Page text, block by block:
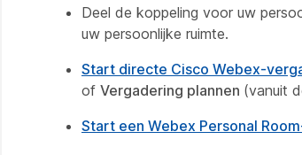
Deel de koppeling voor uw
uw persoonlijke ruimte.
Start directe Cisco Webex-
of Vergadering plannen (vanuit
Start een Webex Personal